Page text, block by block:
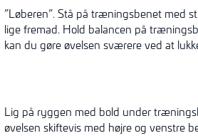
”Løberen”. Stå på træningsbenet med
lige fremad. Hold balancen på
kan du gøre øvelsen sværere ved at
Lig på ryggen med bold under
øvelsen skiftevis med højre og venstre